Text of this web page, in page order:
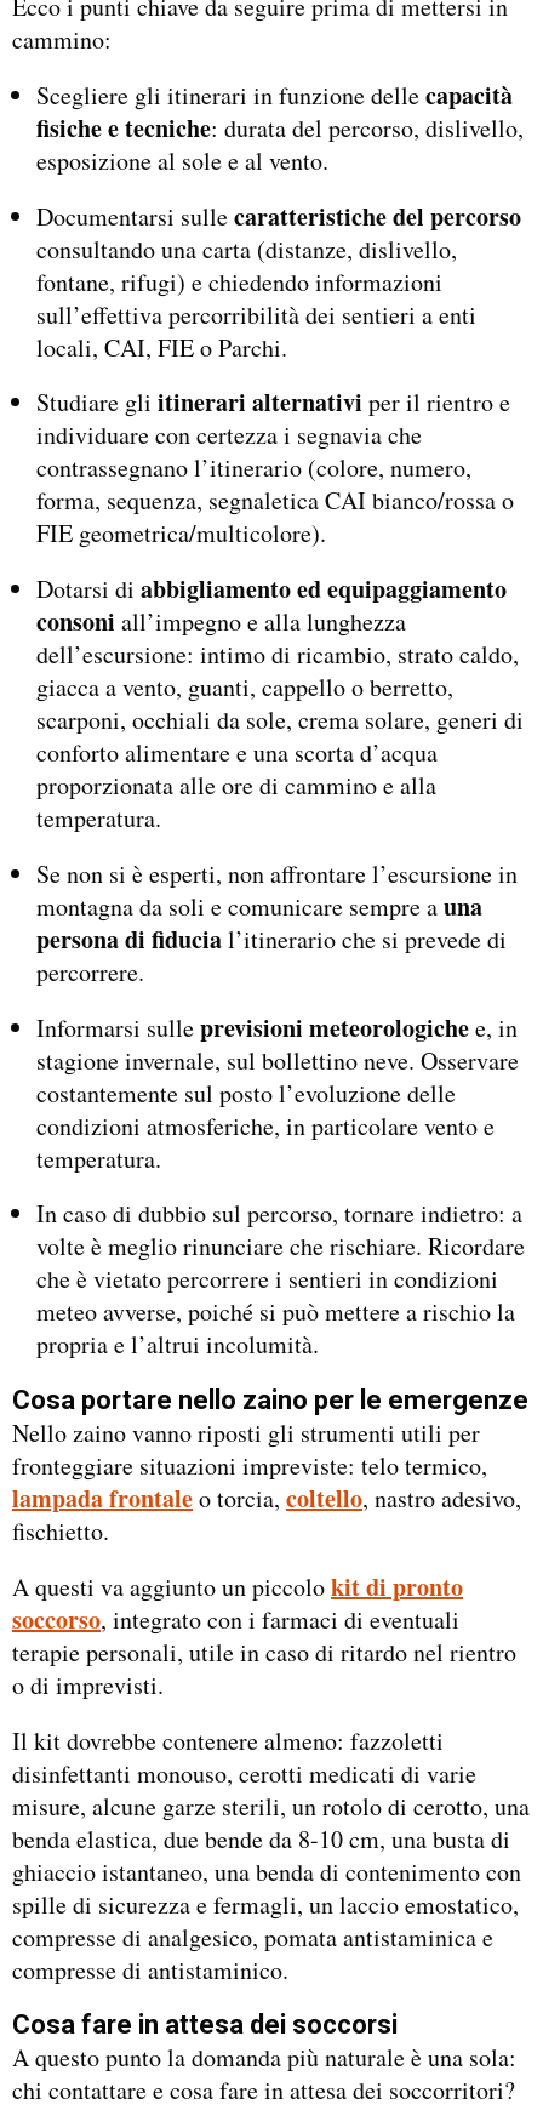
Ecco i punti chiave da seguire prima di mettersi in
cammino:
Scegliere gli itinerari in funzione dellecapacità
fisiche e tecniche: durata del percorso, dislivello,
esposizione al sole e al vento.
Documentarsi sullecaratteristiche del percorso
consultando una carta (distanze, dislivello,
fontane, rifugi) e chiedendo informazioni
sull’effettiva percorribilità dei sentieri a enti
locali, CAI, FIE o Parchi.
Studiare gli itinerari alternativi per il rientro e
individuare con certezza i segnavia che
contrassegnano l’itinerario (colore, numero,
forma, sequenza, segnaletica CAI bianco/rossa o
FIE geometrica/multicolore).
Dotarsi di abbigliamento ed equipaggiamento
consoni all’impegno e alla lunghezza
dell’escursione: intimo di ricambio, strato caldo,
giacca a vento, guanti, cappello o berretto,
scarponi, occhiali da sole, crema solare, generi di
conforto alimentare e una scorta d’acqua
proporzionata alle ore di cammino e alla
temperatura.
Se non si è esperti, non affrontare l’escursione in
montagna da soli e comunicare sempre auna
persona di fiducial’itinerario che si prevede di
percorrere.
Informarsi sulleprevisioni meteorologichee, in
stagione invernale, sul bollettino neve. Osservare
costantemente sul posto l’evoluzione delle
condizioni atmosferiche, in particolare vento e
temperatura.
In caso di dubbio sul percorso, tornare indietro: a
volte è meglio rinunciare che rischiare. Ricordare
che è vietato percorrere i sentieri in condizioni
meteo avverse, poiché si può mettere a rischio la
propria e l’altrui incolumità.
Cosa portare nello zaino per le emergenze
Nello zaino vanno riposti gli strumenti utili per
fronteggiare situazioni impreviste: telo termico,
lampada frontaleo torcia, coltello, nastro adesivo,
fischietto.
A questi va aggiunto un piccolokit di pronto
soccorso, integrato con i farmaci di eventuali
terapie personali, utile in caso di ritardo nel rientro
o di imprevisti.
Il kit dovrebbe contenere almeno: fazzoletti
disinfettanti monouso, cerotti medicati di varie
misure, alcune garze sterili, un rotolo di cerotto, una
benda elastica, due bende da 8-10 cm, una busta di
ghiaccio istantaneo, una benda di contenimento con
spille di sicurezza e fermagli, un laccio emostatico,
compresse di analgesico, pomata antistaminica e
compresse di antistaminico.
Cosa fare in attesa dei soccorsi
A questo punto la domanda più naturale è una sola:
chi contattare e cosa fare in attesa dei soccorritori?